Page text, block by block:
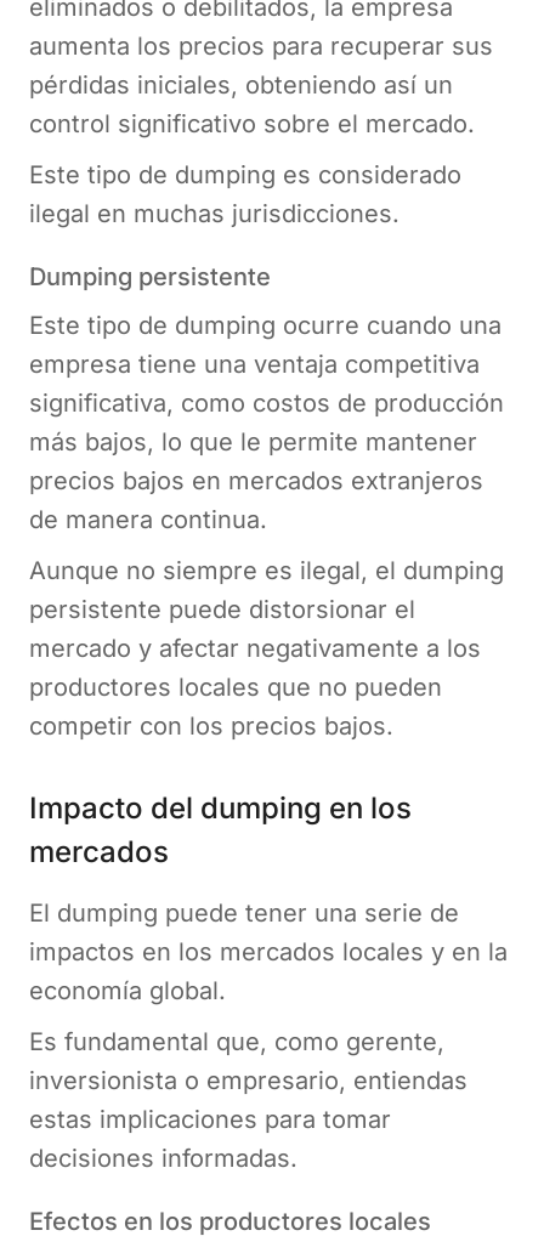
eliminados o debilitados, la empresa
aumenta los precios para recuperar sus
pérdidas iniciales, obteniendo así un
control significativo sobre el mercado.
Este tipo de dumping es considerado
ilegal en muchas jurisdicciones.
Dumping persistente
Este tipo de dumping ocurre cuando una
empresa tiene una ventaja competitiva
significativa, como costos de producción
más bajos, lo que le permite mantener
precios bajos en mercados extranjeros
de manera continua.
Aunque no siempre es ilegal, el dumping
persistente puede distorsionar el
mercado y afectar negativamente a los
productores locales que no pueden
competir con los precios bajos.
Impacto del dumping en los
mercados
El dumping puede tener una serie de
impactos en los mercados locales y en la
economía global.
Es fundamental que, como gerente,
inversionista o empresario, entiendas
estas implicaciones para tomar
decisiones informadas.
Efectos en los productores locales